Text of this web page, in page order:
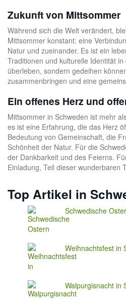
Zukunft von Mittsommer
Während sich die Welt verändert,
Mittsommer konstant: eine
Natur und zueinander. Es ist ein
Traditionen und kulturelle Identität
überleben, sondern gedeihen
zusammenbringen und eine
Ein offenes Herz und
Mittsommer in Schweden ist mehr
es ist eine Erfahrung, die das Herz
Bedeutung von Gemeinschaft, die
Schönheit der Natur. Für die
der Dankbarkeit und des Feierns.
Einladung, Teil dieser wunderbaren
Top Artikel in
Schwedische
Weihnachtsfest in
Walpurgisnacht in